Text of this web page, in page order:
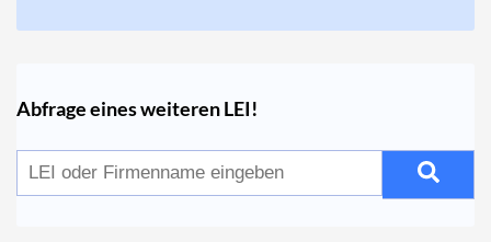
Abfrage eines weiteren LEI!